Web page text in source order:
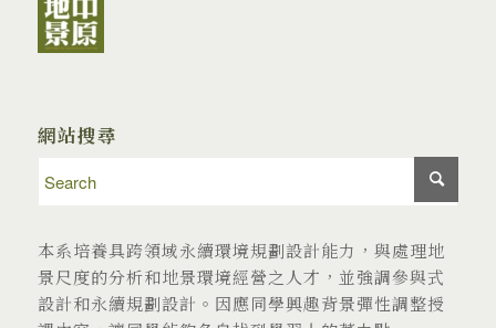
網站搜尋
本系培養具跨領域永續環境規劃設計能力，與處理地
景尺度的分析和地景環境經營之人才，並強調參與式
設計和永續規劃設計。因應同學興趣背景彈性調整授